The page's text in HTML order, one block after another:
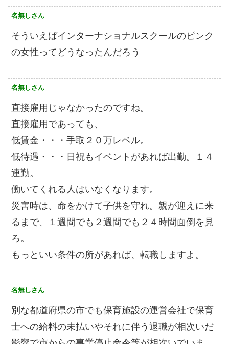
名無しさん
そういえばインターナショナルスクールのピンク
の女性ってどうなったんだろう
名無しさん
直接雇用じゃなかったのですね。
直接雇用であっても、
低賃金・・・手取２０万レベル。
低待遇・・・日祝もイベントがあれば出勤。１４
連勤。
働いてくれる人はいなくなります。
災害時は、命をかけて子供を守れ。親が迎えに来
るまで、１週間でも２週間でも２４時間面倒を見
ろ。
もっといい条件の所があれば、転職しますよ。
名無しさん
別な都道府県の市でも保育施設の運営会社で保育
士への給料の未払いやそれに伴う退職が相次いだ